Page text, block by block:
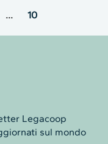
… 10
Legacoop
sul mondo